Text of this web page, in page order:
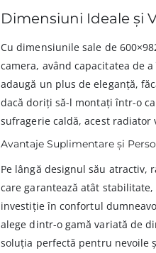
Dimensiuni Ideale și
Cu dimensiunile sale de
camera, având capacitatea de
adaugă un plus de eleganță,
dacă doriți să-l montați într-o
sufragerie caldă, acest
Avantaje Suplimentare și
Pe lângă designul său
care garantează atât
investiție în confortul
alege dintr-o gamă variată de
soluția perfectă pentru nevoile